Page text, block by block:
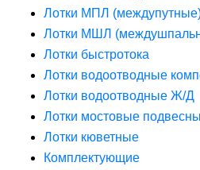
Лотки МПЛ
Лотки МШЛ
Лотки быстротока
Лотки водоотводные
Лотки водоотводные Ж/Д
Лотки мостовые
Лотки кюветные
Комплектующие